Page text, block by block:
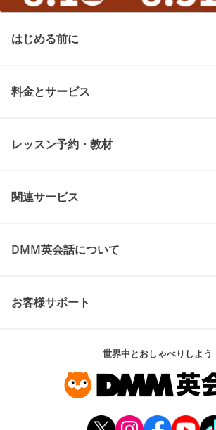
はじめる前に
料金とサービス
レッスン予約・教材
関連サービス
DMM英会話について
お客様サポート
世界中とおしゃべりしよう